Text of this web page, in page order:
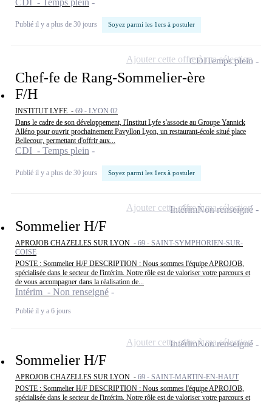
Publié il y a plus de 30 jours Soyez parmi les 1ers à postuler
Chef-fe de Rang-Sommelier-ère
F/H
INSTITUT LYFE - 69 - LYON 02
Dans le cadre de son développement, l'Institut Lyfe s'associe au Groupe Yannick
Alléno pour ouvrir prochainement Pavyllon Lyon, un restaurant-école situé place
Bellecour, permettant d'offrir aux...
CDI - Temps plein
Publié il y a plus de 30 jours Soyez parmi les 1ers à postuler
CDITemps plein
Ajouter cette offre à ma sélection
Sommelier H/F
APROJOB CHAZELLES SUR LYON - 69 - SAINT-SYMPHORIEN-SUR-
COISE
POSTE : Sommelier H/F DESCRIPTION : Nous sommes l'équipe APROJOB,
spécialisée dans le secteur de l'intérim. Notre rôle est de valoriser votre parcours et
de vous accompagner dans la réalisation de...
Intérim - Non renseigné
Publié il y a 6 jours
IntérimNon renseigné
Ajouter cette offre à ma sélection
Sommelier H/F
APROJOB CHAZELLES SUR LYON - 69 - SAINT-MARTIN-EN-HAUT
POSTE : Sommelier H/F DESCRIPTION : Nous sommes l'équipe APROJOB,
spécialisée dans le secteur de l'intérim. Notre rôle est de valoriser votre parcours et
IntérimNon renseigné
Ajouter cette offre à ma sélection